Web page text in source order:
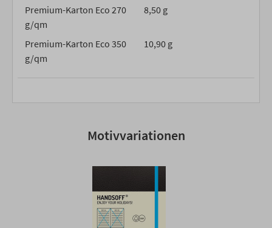
Premium-Karton Eco 270
g/qm
8,50 g
Premium-Karton Eco 350
g/qm
10,90 g
Motivvariationen